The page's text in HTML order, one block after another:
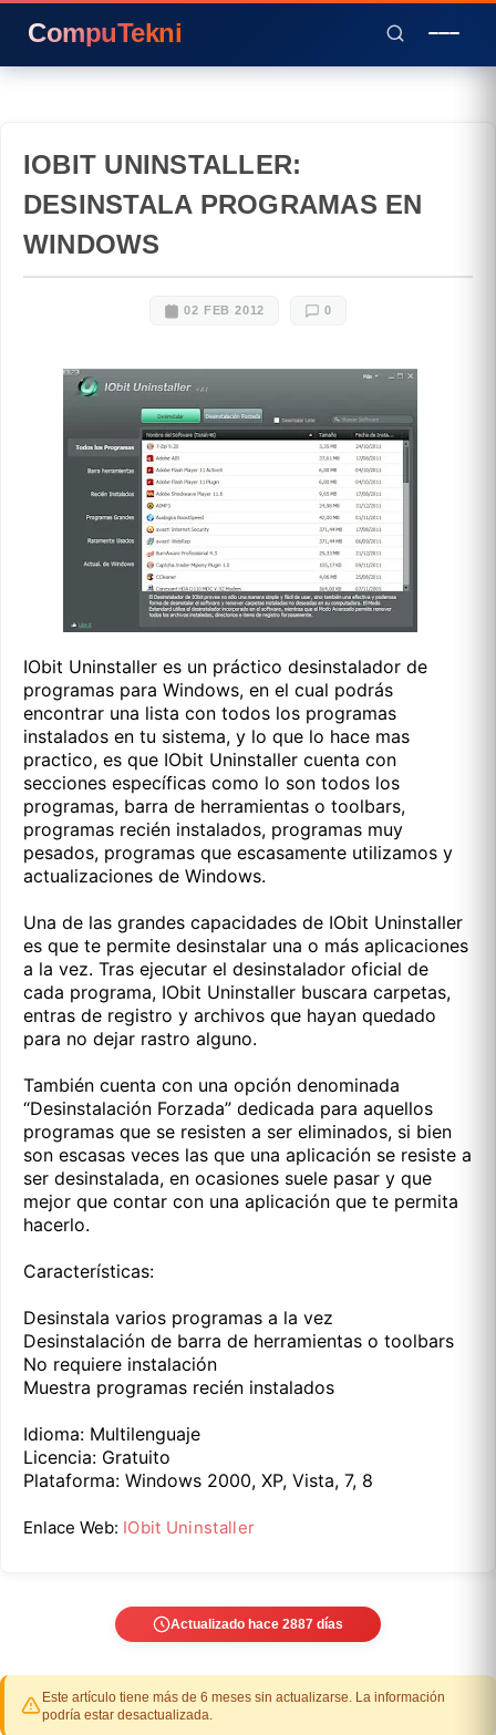
CompuTekni
IOBIT UNINSTALLER:
DESINSTALA PROGRAMAS EN
WINDOWS
02 FEB 2012 0
IObit Uninstaller es un práctico desinstalador de
programas para Windows, en el cual podrás
encontrar una lista con todos los programas
instalados en tu sistema, y lo que lo hace mas
practico, es que IObit Uninstaller cuenta con
secciones específicas como lo son todos los
programas, barra de herramientas o toolbars,
programas recién instalados, programas muy
pesados, programas que escasamente utilizamos y
actualizaciones de Windows.
Una de las grandes capacidades de IObit Uninstaller
es que te permite desinstalar una o más aplicaciones
a la vez. Tras ejecutar el desinstalador oficial de
cada programa, IObit Uninstaller buscara carpetas,
entras de registro y archivos que hayan quedado
para no dejar rastro alguno.
También cuenta con una opción denominada
“Desinstalación Forzada” dedicada para aquellos
programas que se resisten a ser eliminados, si bien
son escasas veces las que una aplicación se resiste a
ser desinstalada, en ocasiones suele pasar y que
mejor que contar con una aplicación que te permita
hacerlo.
Características:
Desinstala varios programas a la vez
Desinstalación de barra de herramientas o toolbars
No requiere instalación
Muestra programas recién instalados
Idioma: Multilenguaje
Licencia: Gratuito
Plataforma: Windows 2000, XP, Vista, 7, 8
Enlace Web: IObit Uninstaller
Actualizado hace 2887 días
Este artículo tiene más de 6 meses sin actualizarse. La información
podría estar desactualizada.